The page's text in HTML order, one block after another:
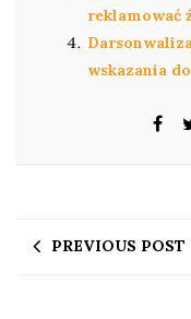
reklamować
wskazania
PREVIOUS POST